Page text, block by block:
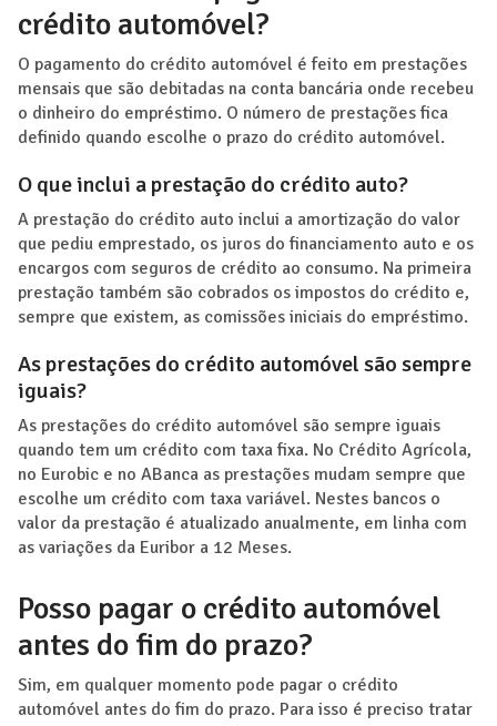
crédito automóvel?
O pagamento do crédito automóvel é feito em prestações
mensais que são debitadas na conta bancária onde recebeu
o dinheiro do empréstimo. O número de prestações fica
definido quando escolhe o prazo do crédito automóvel.
O que inclui a prestação do crédito auto?
A prestação do crédito auto inclui a amortização do valor
que pediu emprestado, os juros do financiamento auto e os
encargos com seguros de crédito ao consumo. Na primeira
prestação também são cobrados os impostos do crédito e,
sempre que existem, as comissões iniciais do empréstimo.
As prestações do crédito automóvel são sempre
iguais?
As prestações do crédito automóvel são sempre iguais
quando tem um crédito com taxa fixa. No Crédito Agrícola,
no Eurobic e no ABanca as prestações mudam sempre que
escolhe um crédito com taxa variável. Nestes bancos o
valor da prestação é atualizado anualmente, em linha com
as variações da Euribor a 12 Meses.
Posso pagar o crédito automóvel
antes do fim do prazo?
Sim, em qualquer momento pode pagar o crédito
automóvel antes do fim do prazo. Para isso é preciso tratar